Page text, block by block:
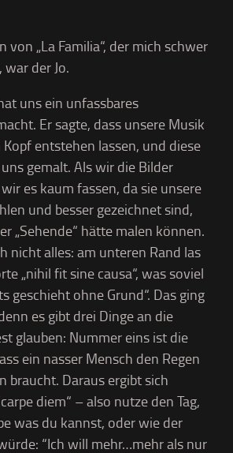
von „La Familia“, der mich schwer
der Jo.
uns ein unfassbares
Er sagte, dass unsere Musik
entstehen lassen, und diese
gemalt. Als wir die Bilder
es kaum fassen, da sie unsere
und besser gezeichnet sind,
„Sehende“ hätte malen können.
nicht alles: am unteren Rand las
„nihil fit sine causa“, was soviel
geschieht ohne Grund“. Das ging
es gibt drei Dinge an die
glauben: Nummer eins ist die
ein nasser Mensch den Regen
braucht. Daraus ergibt sich
diem“ – also nutze den Tag,
was du kannst, oder wie der
“Ich will mehr…mehr als nur